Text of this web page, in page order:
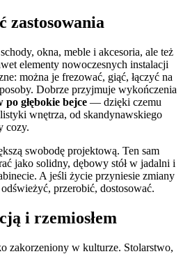
zastosowania
okna, meble i akcesoria, ale też
elementy nowoczesnych instalacji
można je frezować, giąć, łączyć na
Dobrze przyjmuje wykończenia
głębokie bejce — dzięki czemu
wnętrza, od skandynawskiego
cozy.
swobodę projektową. Ten sam
jako solidny, dębowy stół w jadalni i
A jeśli życie przyniesie zmiany
przerobić, dostosować.
i rzemiosłem
zakorzeniony w kulturze. Stolarstwo,